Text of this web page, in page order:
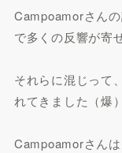
Campoamorさん
で多くの反響が寄
それらに混じって
れてきました（爆）
Campoamorさん